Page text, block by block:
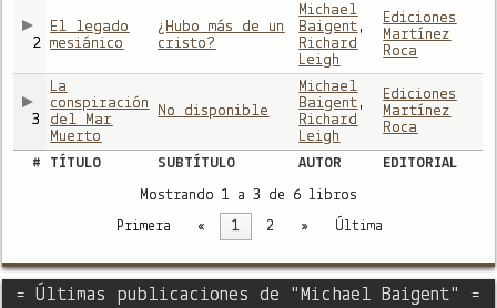
2
El legado
mesiánico
¿Hubo más de un
cristo?
Michael
Baigent ,
Richard
Leigh
Ediciones
Martínez
Roca
3
La
conspiración
del Mar
Muerto
No disponible
Michael
Baigent ,
Richard
Leigh
Ediciones
Martínez
Roca
# TÍTULO SUBTÍTULO AUTOR
EDITORIAL
Mostrando 1 a 3 de 6 libros
Primera « 1 2 » Última
= Últimas publicaciones de "Michael Baigent" =